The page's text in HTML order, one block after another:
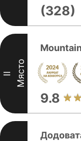
(328)
II Място
9.8